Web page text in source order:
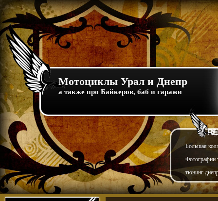
Мотоциклы Урал и Днепр
а также про Байкеров, баб и гаражи
Большая
Фотографии
тюнинг